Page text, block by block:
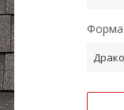
Форма